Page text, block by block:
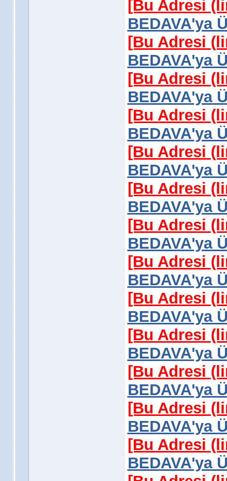
[Bu Adresi
BEDAVA'ya
[Bu Adresi
BEDAVA'ya
[Bu Adresi
BEDAVA'ya
[Bu Adresi
BEDAVA'ya
[Bu Adresi
BEDAVA'ya
[Bu Adresi
BEDAVA'ya
[Bu Adresi
BEDAVA'ya
[Bu Adresi
BEDAVA'ya
[Bu Adresi
BEDAVA'ya
[Bu Adresi
BEDAVA'ya
[Bu Adresi
BEDAVA'ya
[Bu Adresi
BEDAVA'ya
[Bu Adresi
BEDAVA'ya